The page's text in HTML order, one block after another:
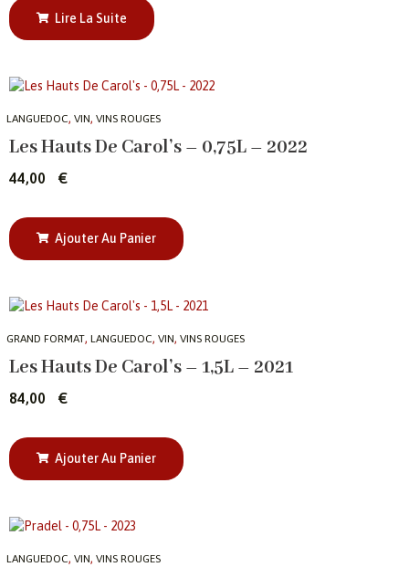
Lire La Suite
LANGUEDOC, VIN, VINS ROUGES
Les Hauts De Carol’s – 0,75L – 2022
44,00 €
Ajouter Au Panier
GRAND FORMAT, LANGUEDOC, VIN, VINS ROUGES
Les Hauts De Carol’s – 1,5L – 2021
84,00 €
Ajouter Au Panier
LANGUEDOC, VIN, VINS ROUGES